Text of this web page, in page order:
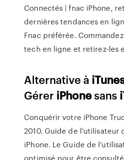
Connectés | fnac iPhone,
dernières tendances en
Fnac préférée.
tech en ligne et retirez-les
Alternative à
Gérer iPhonesans
Conquérir votre iPhone
2010. Guide de l’utilisateur
iPhone. Le Guide de
optimisé pour être consulté